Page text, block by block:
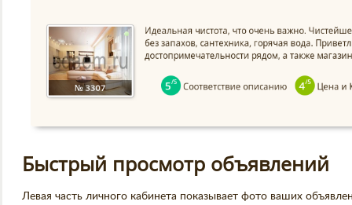
Быстрый просмотр объявлений
Левая часть личного кабинета показывает фото ваших